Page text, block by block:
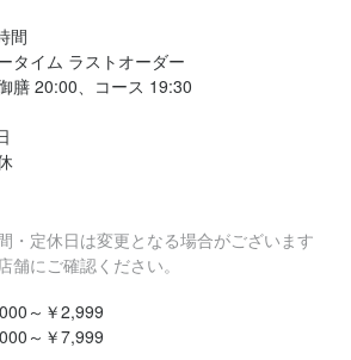
間
タイム ラストオーダー
膳 20:00、コース 19:30
・定休日は変更となる場合がございます
舗にご確認ください。
～￥2,999
～￥7,999